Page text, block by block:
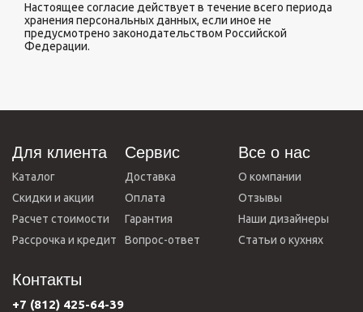
Настоящее согласие действует в течение всего периода
хранения персональных данных, если иное не
предусмотрено законодательством Российской
Федерации.
Для клиента
Каталог
Скидки и акции
Расчет стоимости
Рассрочка и кредит
Сервис
Доставка
Оплата
Гарантия
Вопрос-ответ
Все о нас
О компании
Отзывы
Наши дизайнеры
Статьи о кухнях
Контакты
+7 (812) 425-64-39